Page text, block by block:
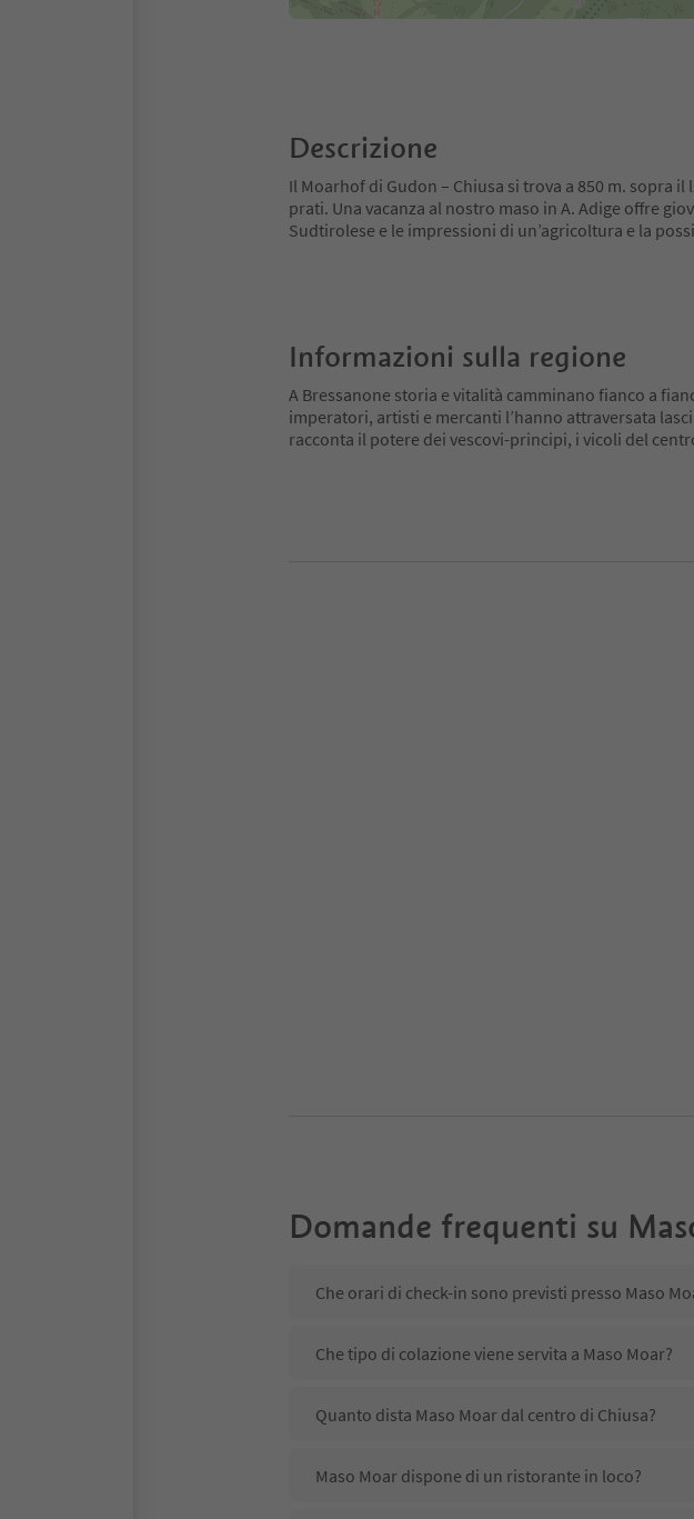
Descrizione
Il Moarhof di Gudon – Chiusa si trova a 850 m. sopra
prati. Una vacanza al nostro maso in A. Adige offre
Sudtirolese e le impressioni di un’agricoltura e la
Informazioni sulla regione
A Bressanone storia e vitalità camminano fianco a
imperatori, artisti e mercanti l’hanno attraversata
racconta il potere dei vescovi-principi, i vicoli del
Domande frequenti su
Che orari di check-in sono previsti presso Maso
Che tipo di colazione viene servita a Maso Moar?
Quanto dista Maso Moar dal centro di Chiusa?
Maso Moar dispone di un ristorante in loco?